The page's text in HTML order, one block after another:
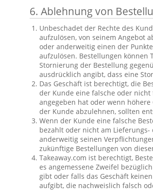
6. Ablehnung von
Unbeschadet der Rechte des
aufzulösen, von seinem Angebot
oder anderweitig einen der
aufzulösen. Bestellungen können
Stornierung der Bestellung
ausdrücklich angibt, dass eine
Das Geschäft ist berechtigt, die
der Kunde eine falsche oder
angegeben hat oder wenn
der Kunde abzulehnen, sollten
Wenn der Kunde eine falsche
bezahlt oder nicht am
anderweitig seinen
zukünftige Bestellungen von
Takeaway.com ist berechtigt,
es angemessene Zweifel
gibt oder falls das Geschäft
aufgibt, die nachweislich falsch